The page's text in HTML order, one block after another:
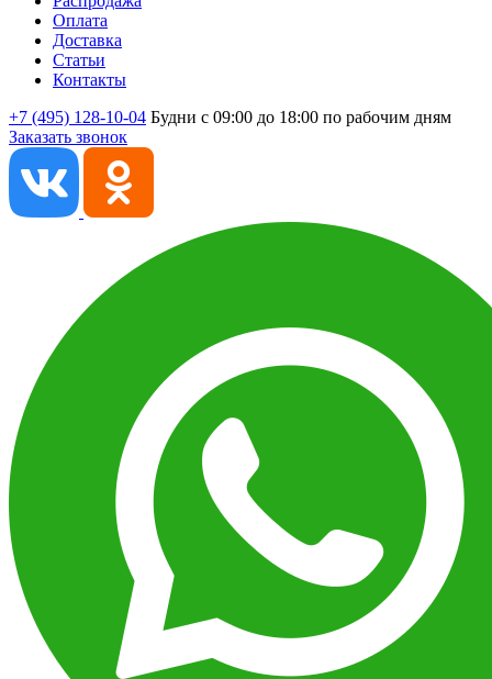
Оплата
Доставка
Статьи
Контакты
+7 (495) 128-10-04 Будни с 09:00 до 18:00 по рабочим дням
Заказать звонок